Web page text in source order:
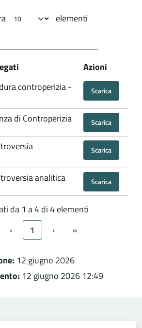
elementi
Azioni
controperizia -
Scarica
di Controperizia Scarica
Scarica
analitica Scarica
da 1 a 4 di 4 elementi
‹ 1 › »
12 giugno 2026
12 giugno 2026 12:49